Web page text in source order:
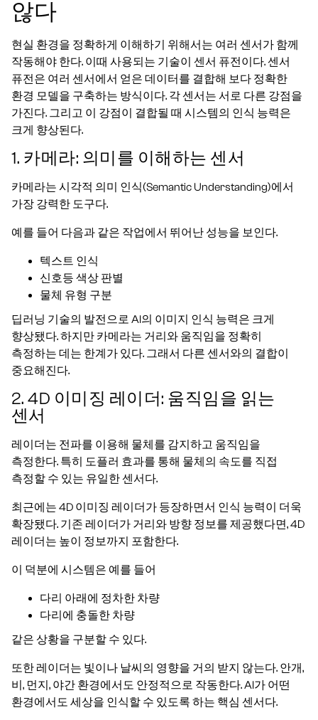
않다
현실 환경을 정확하게 이해하기 위해서는 여러 센서가 함께
작동해야 한다. 이때 사용되는 기술이 센서 퓨전이다. 센서
퓨전은 여러 센서에서 얻은 데이터를 결합해 보다 정확한
환경 모델을 구축하는 방식이다. 각 센서는 서로 다른 강점을
가진다. 그리고 이 강점이 결합될 때 시스템의 인식 능력은
크게 향상된다.
1. 카메라: 의미를 이해하는 센서
카메라는 시각적 의미 인식(Semantic Understanding)에서
가장 강력한 도구다.
예를 들어 다음과 같은 작업에서 뛰어난 성능을 보인다.
텍스트 인식
신호등 색상 판별
물체 유형 구분
딥러닝 기술의 발전으로 AI의 이미지 인식 능력은 크게
향상됐다. 하지만 카메라는 거리와 움직임을 정확히
측정하는 데는 한계가 있다. 그래서 다른 센서와의 결합이
중요해진다.
2. 4D 이미징 레이더: 움직임을 읽는
센서
레이더는 전파를 이용해 물체를 감지하고 움직임을
측정한다. 특히 도플러 효과를 통해 물체의 속도를 직접
측정할 수 있는 유일한 센서다.
최근에는 4D 이미징 레이더가 등장하면서 인식 능력이 더욱
확장됐다. 기존 레이더가 거리와 방향 정보를 제공했다면, 4D
레이더는 높이 정보까지 포함한다.
이 덕분에 시스템은 예를 들어
다리 아래에 정차한 차량
다리에 충돌한 차량
같은 상황을 구분할 수 있다.
또한 레이더는 빛이나 날씨의 영향을 거의 받지 않는다. 안개,
비, 먼지, 야간 환경에서도 안정적으로 작동한다. AI가 어떤
환경에서도 세상을 인식할 수 있도록 하는 핵심 센서다.